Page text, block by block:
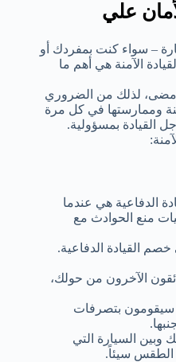
علي
– سواء كنت بمفردك أو
الآمنة هي أهم ما
مضى، لذلك من الضروري
وممارستها في كل مرة
القيادة بمسؤولية.
الدفاعية هي عندما
منع الحوادث مع
القيادة الدفاعية.
الآخرون من حولك،
سيقومون بتصرفات
2 ثانية بينك وبين السيارة التي